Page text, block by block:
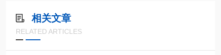
相关文章
RELATED ARTICLES